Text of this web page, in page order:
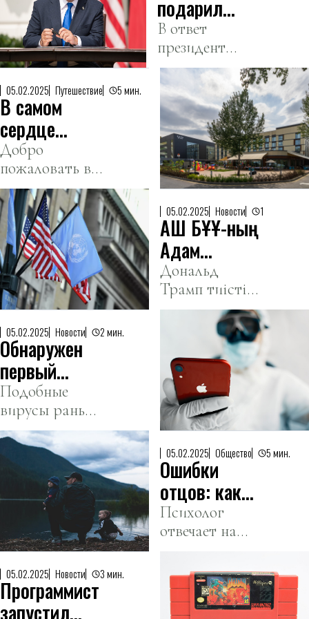
подарил
Трампу
два пейджера
В ответ
президент
США подарил
израильскому
премьеру
фотографию с
их встречи с
надписью:
«Биби, великий
05.02.2025 Путешествие 5 мин.
В самом
сердце
Алматы:
Отель SADU
— ваша
новая точка
вдохновения
и уюта
Добро
пожаловать в
SADU Almaty,
a member of
Radisson
Individuals
05.02.2025 Новости 1
АҚШ БҰҰ-ның
Адам
құқықтары
жөніндегі
кеңесінен
Дональд
Трамп тиісті
жарлыққа Ақ үйде
журналистер
алдында қол
қойды.
05.02.2025 Новости 2 мин.
Обнаружен
первый
троян для
кражи
данных с
фото на
iPhone
Подобные
вирусы раньше
встречались
лишь в
приложениях
на Android.
05.02.2025 Общество 5 мин.
Ошибки
отцов: как
воспитать
счастливого
человека,
несмотря на
Психолог
отвечает на
воспитания и
отцовства.
05.02.2025 Новости 3 мин.
Программист
запустил